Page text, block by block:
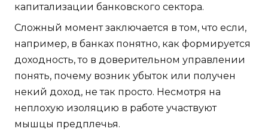
капитализации банковского сектора.
Сложный момент заключается в том, что если,
например, в банках понятно, как формируется
доходность, то в доверительном управлении
понять, почему возник убыток или получен
некий доход, не так просто. Несмотря на
неплохую изоляцию в работе участвуют
мышцы предплечья.